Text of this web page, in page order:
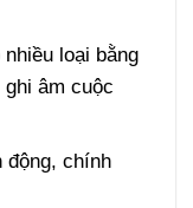
như: Máy
vị, máy nghe
âm cuộc